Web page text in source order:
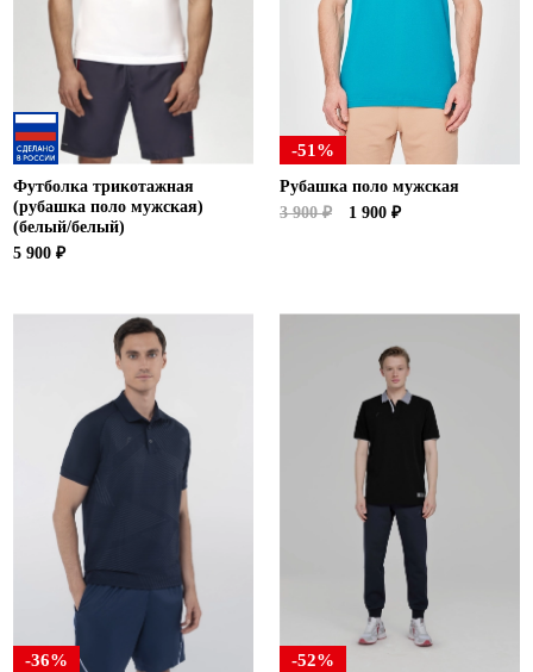
Футболка трикотажная
(рубашка поло мужская)
(белый/белый)
5 900 ₽
-51%
Рубашка поло мужская
3 900 ₽
1 900 ₽
-36% -52%